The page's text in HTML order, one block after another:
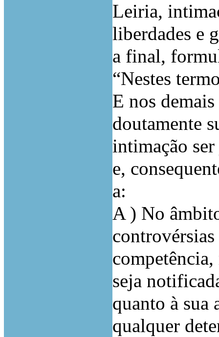
Leiria,
liberdades e
a final,
“Nestes
E nos
doutamente
intimação
e,
a:
A ) No
seja
quanto à sua
qualquer